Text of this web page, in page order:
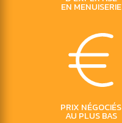
EN MENUISERIE
PRIX NÉGOCIÉS
AU PLUS BAS